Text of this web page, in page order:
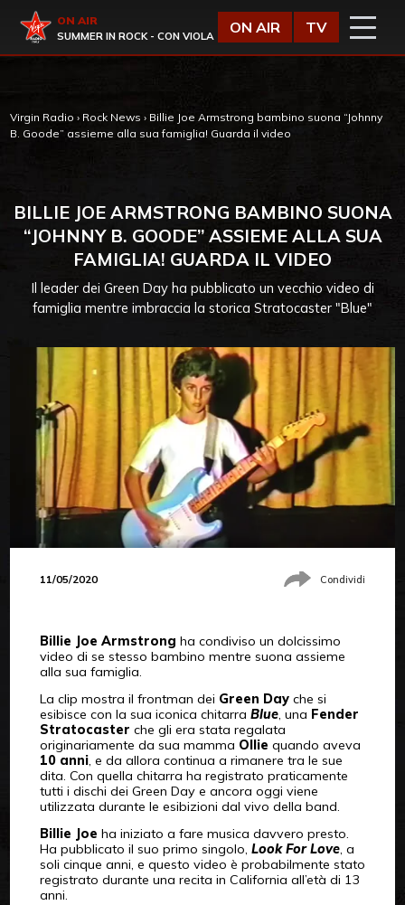
Virgin Radio
ON AIR
SUMMER IN ROCK - CON VIOLA
ON AIR TV
Virgin Radio › Rock News › Billie Joe Armstrong bambino suona “Johnny
B. Goode” assieme alla sua famiglia! Guarda il video
BILLIE JOE ARMSTRONG BAMBINO SUONA
“JOHNNY B. GOODE” ASSIEME ALLA SUA
FAMIGLIA! GUARDA IL VIDEO
Il leader dei Green Day ha pubblicato un vecchio video di
famiglia mentre imbraccia la storica Stratocaster "Blue"
11/05/2020 Condividi
Billie Joe Armstrong ha condiviso un dolcissimo
video di se stesso bambino mentre suona assieme
alla sua famiglia.
La clip mostra il frontman dei Green Dayche si
esibisce con la sua iconica chitarra Blue, una Fender
Stratocaster che gli era stata regalata
originariamente da sua mamma Ollie quando aveva
10 anni, e da allora continua a rimanere tra le sue
dita. Con quella chitarra ha registrato praticamente
tutti i dischi dei Green Day e ancora oggi viene
utilizzata durante le esibizioni dal vivo della band.
Billie Joe ha iniziato a fare musica davvero presto.
Ha pubblicato il suo primo singolo, Look For Love, a
soli cinque anni, e questo video è probabilmente stato
registrato durante una recita in California all’età di 13
anni.